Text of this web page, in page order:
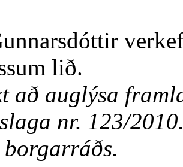
lið.
að auglýsa
nr. 123/